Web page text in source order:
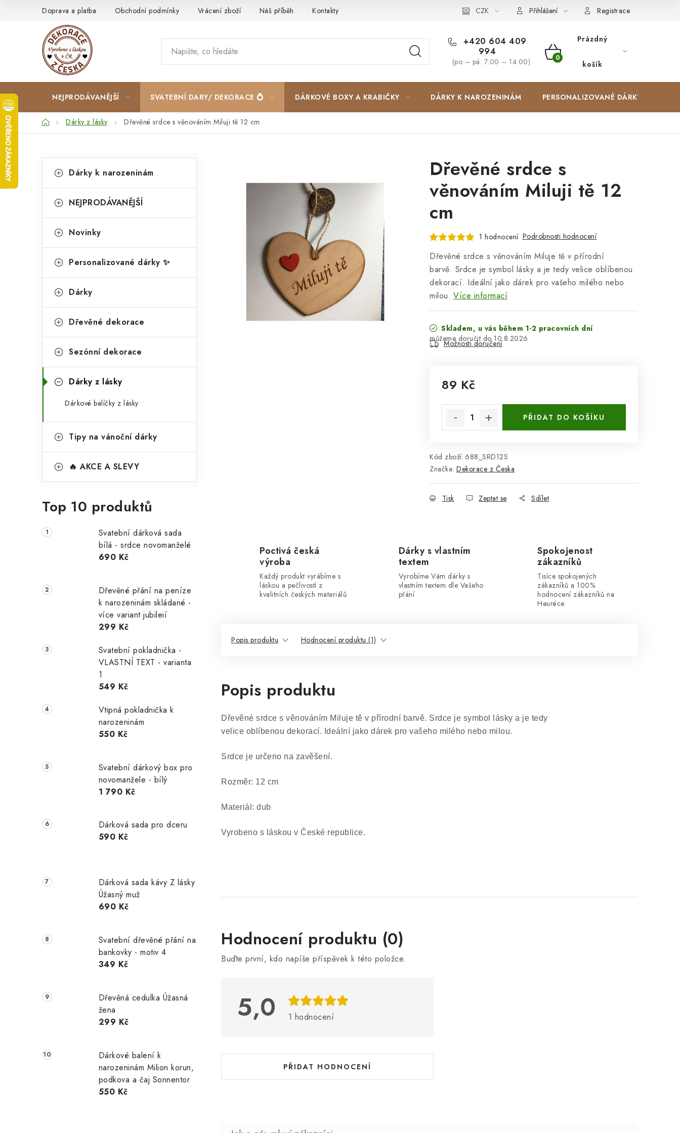
Doprava a platba Obchodní podmínky Vrácení zboží Náš příběh Kontakty Zakázková výroba Spolupracujeme Blog
CZK Přihlášení Registrace
+420 604 409
994
(po – pá: 7:00 – 14:00)
NÁKUPNÍ
Prázdný
košík
NEJPRODÁVANĚJŠÍ SVATEBNÍ DARY/ DEKORACE 💍 DÁRKOVÉ BOXY A KRABIČKY DÁRKY K NAROZENINÁM PERSONALIZOVANÉ DÁRKY ✨
DomůDárky z lásky Dřevěné srdce s věnováním Miluji tě 12 cm
o
t
r
n
n
p
n
l
kategorie
a
e
o
i
Dárky k narozeninám
NEJPRODÁVANĚJŠÍ
Novinky
Personalizované dárky ✨
Dárky
Dřevěné dekorace
Sezónní dekorace
Dárky z lásky
Dárkové balíčky z lásky
Tipy na vánoční dárky
🔥 AKCE A SLEVY
Top 10 produktů
Svatební dárková sada
bílá - srdce novomanželé
690 Kč
Dřevěné přání na peníze
k narozeninám skládané -
více variant jubileií
299 Kč
Svatební pokladnička -
VLASTNÍ TEXT - varianta
1
549 Kč
Vtipná pokladnička k
narozeninám
550 Kč
Svatební dárkový box pro
novomanžele - bílý
1 790 Kč
Dárková sada pro dceru
590 Kč
Dárková sada kávy Z lásky
Úžasný muž
690 Kč
Svatební dřevěné přání na
bankovky - motiv 4
349 Kč
Dřevěná cedulka Úžasná
žena
299 Kč
Dárkové balení k
narozeninám Milion korun,
podkova a čaj Sonnentor
550 Kč
Dřevěné srdce s
věnováním Miluji tě 12
cm
1 hodnocení Podrobnosti hodnocení
Dřevěné srdce s věnováním Miluje tě v přírodní
barvě. Srdce je symbol lásky a je tedy velice oblíbenou
dekorací. Ideální jako dárek pro vašeho milého nebo
milou. Více informací
Skladem, u vás během 1-2 pracovních dní
10.8.2026
Možnosti doručení
89 Kč
PŘIDAT DO KOŠÍKU
Kód zboží: 688_SRD12S
Značka: Dekorace z Česka
Tisk Zeptat se Sdílet
Poctivá česká
výroba
Každý produkt vyrábíme s
láskou a pečlivostí z
kvalitních českých materiálů
Dárky s vlastním
textem
Vyrobíme Vám dárky s
vlastním textem dle Vašeho
přání
Spokojenost
zákazníků
Tisíce spokojených
zákazníků a 100%
hodnocení zákazníků na
Heuréce
Popis produktu Hodnocení produktu (1)
Popis produktu
Dřevěné srdce s věnováním Miluje tě v přírodní barvě. Srdce je symbol lásky a je tedy
velice oblíbenou dekorací. Ideální jako dárek pro vašeho milého nebo milou.
Srdce je určeno na zavěšení.
Rozměr: 12 cm
Materiál: dub
Vyrobeno s láskou v České republice.
Hodnocení produktu (0)
Buďte první, kdo napíše příspěvek k této položce.
5,0 1 hodnocení
PŘIDAT HODNOCENÍ
V
ý
d